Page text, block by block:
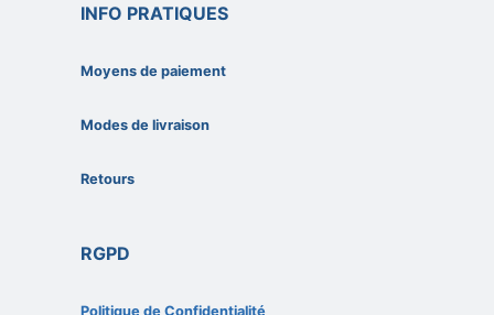
INFO PRATIQUES
Moyens de paiement
Modes de livraison
Retours
RGPD
Politique de Confidentialité